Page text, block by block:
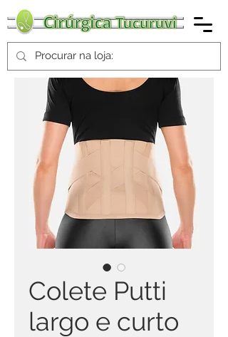
Colete Putti
largo e curto